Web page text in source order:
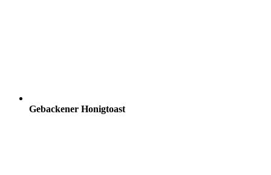
Gebackener Honigtoast